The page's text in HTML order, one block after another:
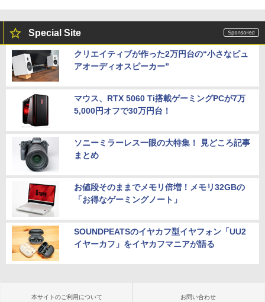
Special Site
クリエイティブが作った2万円台の“小さなピュ
アオーディオスピーカー”
マウス、RTX 5060 Ti搭載ゲーミングPCが7万
5,000円オフで30万円台！
ソニーミラーレス一眼の大特集！ 見どころ記事
まとめ
お値段そのままでメモリ倍増！メモリ32GBの
「お得なゲーミングノート」
SOUNDPEATSのイヤカフ型イヤフォン「UU2
イヤーカフ」をイヤカフマニアが語る
本サイトのご利用について お問い合わせ